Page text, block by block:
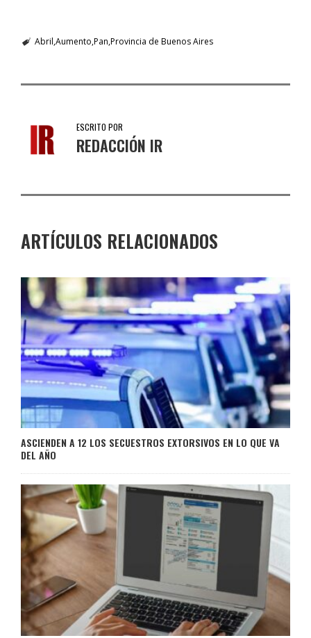
Abril Aumento Pan Provincia de Buenos Aires
ESCRITO POR
REDACCIÓN IR
ARTÍCULOS RELACIONADOS
ASCIENDEN A 12 LOS SECUESTROS EXTORSIVOS EN LO QUE VA
DEL AÑO